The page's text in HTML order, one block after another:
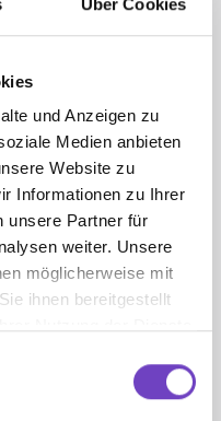
und Anzeigen zu
Medien anbieten
Website zu
Informationen zu Ihrer
unsere Partner für
weiter. Unsere
möglicherweise mit
ihnen bereitgestellt